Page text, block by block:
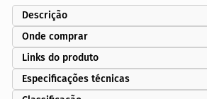
Descrição
Onde comprar
Links do produto
Especificações técnicas